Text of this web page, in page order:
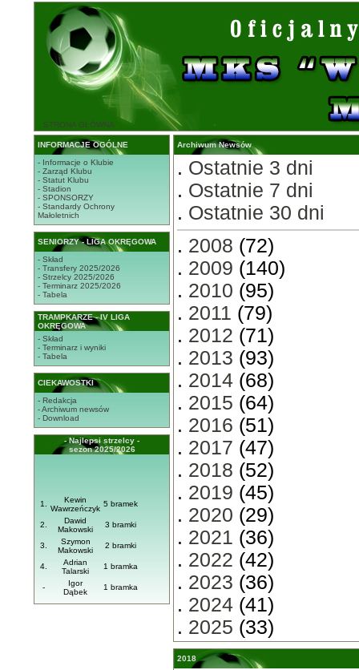
STRONA GŁÓWNA
INFORMACJE OGÓLNE
- Informacje o Klubie
- Zarząd Klubu
- Statut Klubu
- Stadion
- SPONSORZY
- Standardy Ochrony
Małoletnich
SENIORZY - LIGA OKRĘGOWA
- Skład
- Transfery 2025/2026
- Strzelcy 2025/2026
- Terminarz 2025/2026
- Tabela
TRAMPKARZE - IV LIGA
OKRĘGOWA
- Skład
- Terminarz i wyniki
- Tabela
CIEKAWOSTKI
- Redakcja
- Archiwum newsów
- Download
- Najlepsi strzelcy -
sezon 2025/2026
1.
Kewin
Wawrzeńczyk
5 bramek
2.
Dawid
Makowski
3 bramki
3.
Szymon
Makowski
2 bramki
4.
Adrian
Talarski
1 bramka
-
Igor
Dąbek
1 bramka
Archiwum Newsów
. Ostatnie 3 dni
. Ostatnie 7 dni
. Ostatnie 30 dni
. 2008 (72)
. 2009 (140)
. 2010 (95)
. 2011 (79)
. 2012 (71)
. 2013 (93)
. 2014 (68)
. 2015 (64)
. 2016 (51)
. 2017 (47)
. 2018 (52)
. 2019 (45)
. 2020 (29)
. 2021 (36)
. 2022 (42)
. 2023 (36)
. 2024 (41)
. 2025 (33)
2018